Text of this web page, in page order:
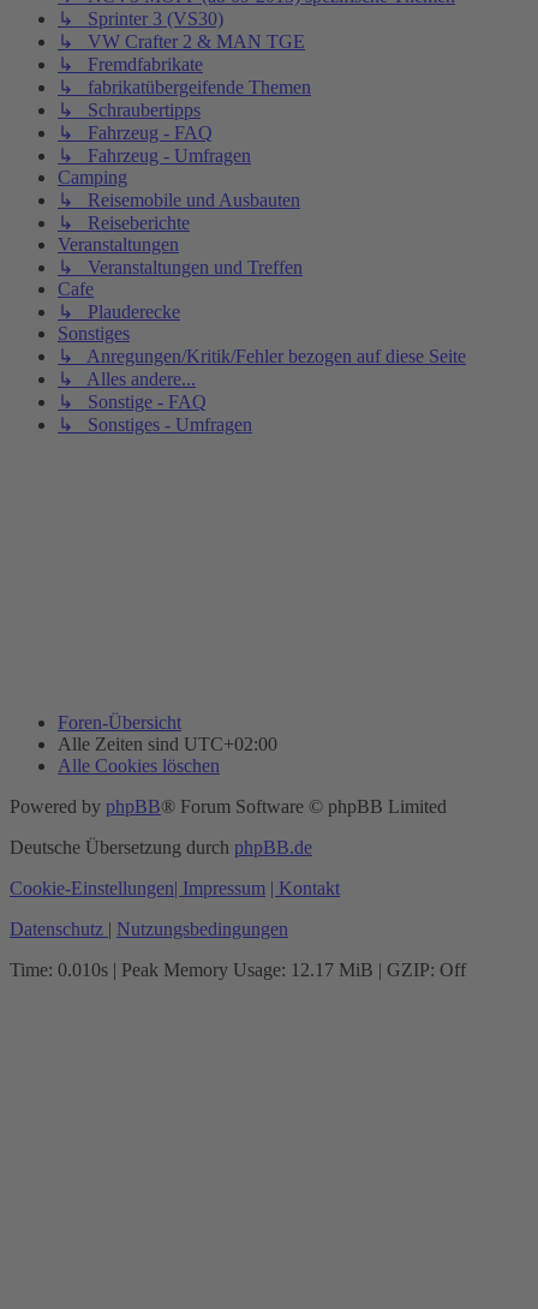
↳ Sprinter 3 (VS30)
↳ VW Crafter 2 & MAN TGE
↳ Fremdfabrikate
↳ fabrikatübergeifende Themen
↳ Schraubertipps
↳ Fahrzeug - FAQ
↳ Fahrzeug - Umfragen
Camping
↳ Reisemobile und Ausbauten
↳ Reiseberichte
Veranstaltungen
↳ Veranstaltungen und Treffen
Cafe
↳ Plauderecke
Sonstiges
↳ Anregungen/Kritik/Fehler bezogen auf diese Seite
↳ Alles andere...
↳ Sonstige - FAQ
↳ Sonstiges - Umfragen
Foren-Übersicht
Alle Zeiten sind UTC+02:00
Alle Cookies löschen
Powered by phpBB® Forum Software © phpBB Limited
Deutsche Übersetzung durch phpBB.de
Cookie-Einstellungen | Impressum
| Kontakt
Datenschutz
Nutzungsbedingungen
Time: 0.010s | Peak Memory Usage: 12.17 MiB | GZIP: Off